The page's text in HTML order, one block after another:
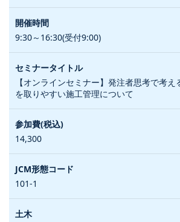
9:30～16:30(受付9:00)
【オンラインセミナー】発注者思考で考
を取りやすい施工管理について
14,300
101-1